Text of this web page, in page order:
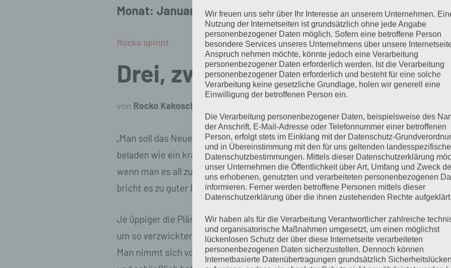
Monat: Januar 2019
Rocko spinnt
Drei, zwei, eins, null
von Rocko Kakoschke
„Man soll das Neue Jahr nicht mit Programmen
beladen wie ein krankes Pferd,
wenn man es all zu sehr beschwert,
bricht es zu guter Letzt zusammen.
Je üppiger die Pläne blühen,
um so verzwickter wird die Tat.
Man nimmt sich vor, sich schrecklich zu bemüh’n
Wir freuen uns sehr über Ihr Interesse an unserem Unternehmen.
Nutzung der Internetseiten ist grundsätzlich ohne jede Angabe
personenbezogener Daten möglich. Sofern eine betroffene Person
besondere Services unseres Unternehmens über unsere
Anspruch nehmen möchte, könnte jedoch eine Verarbeitung
personenbezogener Daten erforderlich werden. Ist die Verarbeitung
personenbezogener Daten erforderlich und besteht für eine solche
Verarbeitung keine gesetzliche Grundlage, holen wir generell eine
Einwilligung der betroffenen Person ein.
Die Verarbeitung personenbezogener Daten, beispielsweise des
der Anschrift, E-Mail-Adresse oder Telefonnummer einer betroffenen
Person, erfolgt stets im Einklang mit der Datenschutz-
und in Übereinstimmung mit den für uns geltenden
Datenschutzbestimmungen. Mittels dieser Datenschutzerklärung
unser Unternehmen die Öffentlichkeit über Art, Umfang und Zweck
uns erhobenen, genutzten und verarbeiteten personenbezogenen
informieren. Ferner werden betroffene Personen mittels dieser
Datenschutzerklärung über die ihnen zustehenden Rechte
Wir haben als für die Verarbeitung Verantwortlicher zahlreiche
und organisatorische Maßnahmen umgesetzt, um einen möglichst
lückenlosen Schutz der über diese Internetseite verarbeiteten
personenbezogenen Daten sicherzustellen. Dennoch können
Internetbasierte Datenübertragungen grundsätzlich